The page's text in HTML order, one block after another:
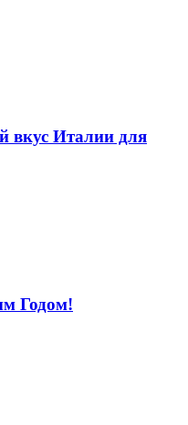
вкус Италии для
Годом!